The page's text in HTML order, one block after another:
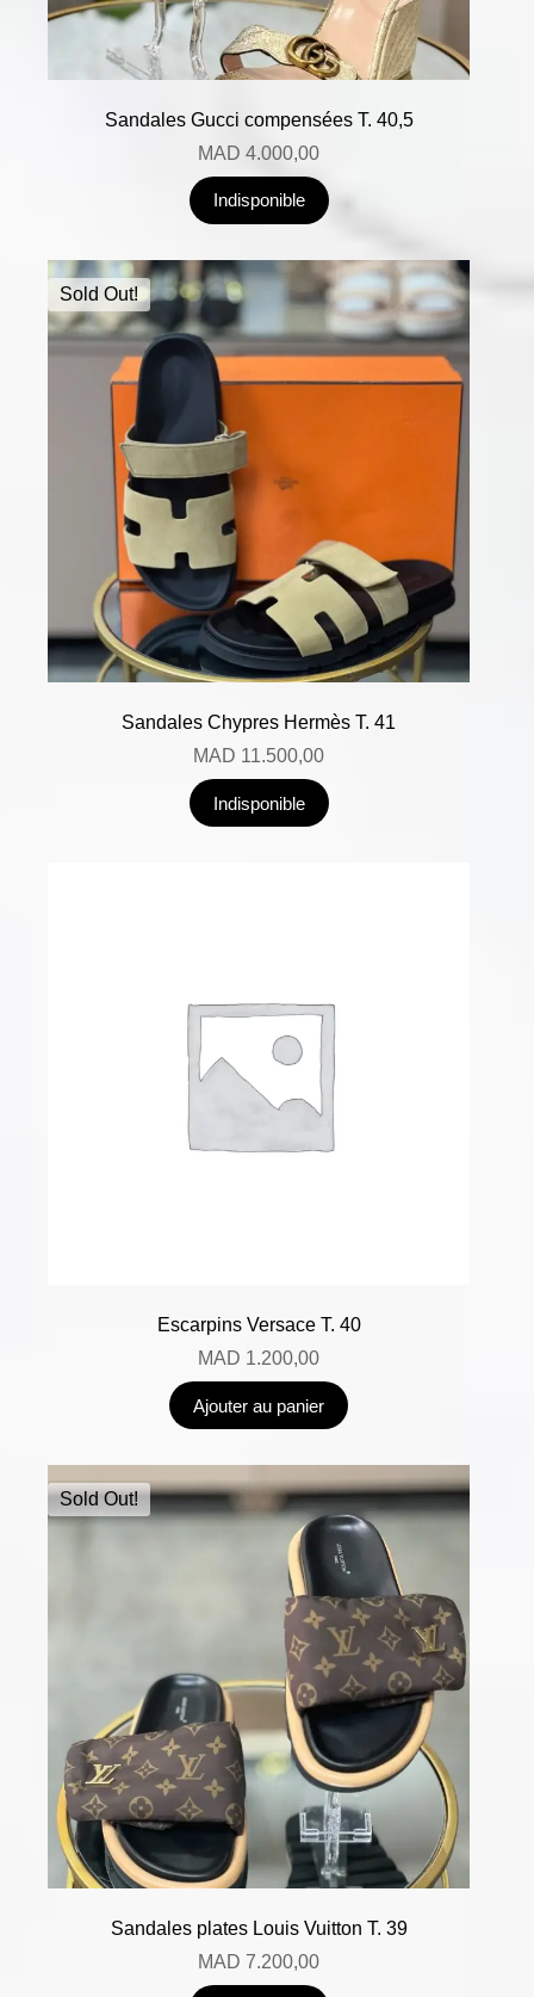
Sandales Gucci compensées T. 40,5
MAD 4.000,00
Indisponible
Sold Out!
Sandales Chypres Hermès T. 41
MAD 11.500,00
Indisponible
Escarpins Versace T. 40
MAD 1.200,00
Ajouter au panier
Sold Out!
Sandales plates Louis Vuitton T. 39
MAD 7.200,00